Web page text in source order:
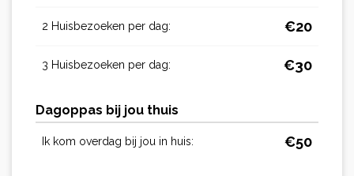
2 Huisbezoeken per dag: €20
3 Huisbezoeken per dag: €30
Dagoppas bij jou thuis
Ik kom overdag bij jou in huis: €50